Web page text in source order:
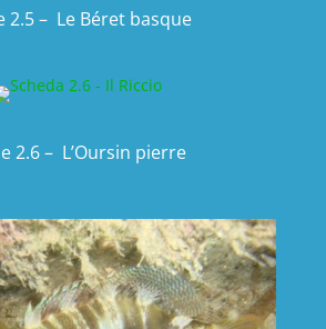
2.5 – Le Béret basque
2.6 – L’Oursin pierre